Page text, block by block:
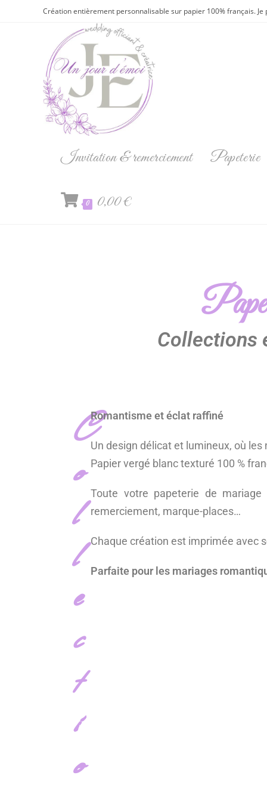
Création entièrement personnalisable sur papier 100% français.
Invitation & remerciement Papeterie
0 0,00€
Collections
C
o
l
l
e
c
t
i
o
Romantisme et éclat raffiné
Un design délicat et lumineux, où
Papier vergé blanc texturé 100 %
Toute votre papeterie de
remerciement, marque-places…
Chaque création est imprimée avec
Parfaite pour les mariages